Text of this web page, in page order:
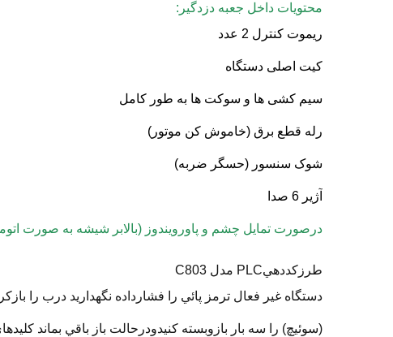
محتویات داخل جعبه دزدگیر:
ریموت کنترل 2 عدد
کیت اصلی دستگاه
سیم کشی ها و سوکت ها به طور کامل
رله قطع برق (خاموش کن موتور)
شوک سنسور (حسگر ضربه)
آژیر 6 صدا
درصورت تمایل چشم و پاورویندوز (بالابر شیشه به صورت
طرزكددهيPLC مدل C803
دستگاه غير فعال ترمز پائي را فشارداده نگهداريد درب را
(سوئيچ) را سه بار بازوبسته كنيدودرحالت باز باقي بماند